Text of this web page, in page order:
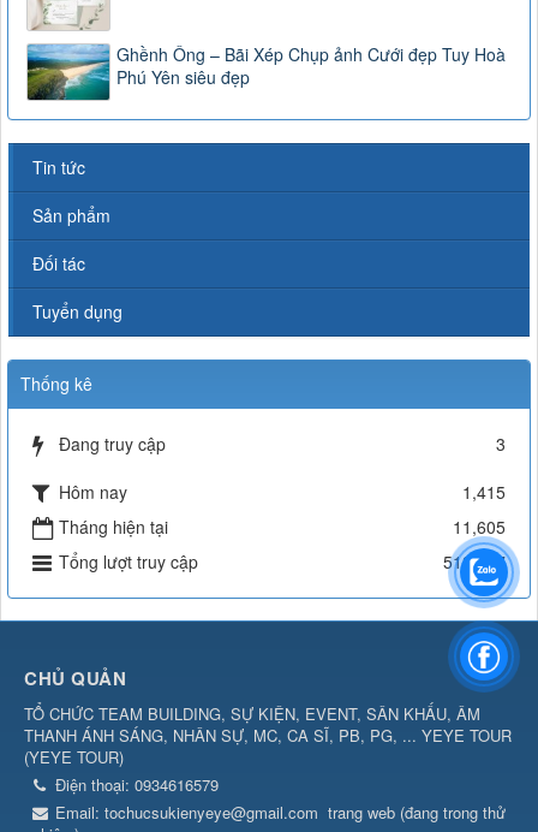
Ghềnh Ông – Bãi Xép Chụp ảnh Cưới đẹp Tuy Hoà
Phú Yên siêu đẹp
Tin tức
Sản phẩm
Đối tác
Tuyển dụng
Thống kê
Đang truy cập
3
Hôm nay
1,415
Tháng hiện tại
11,605
Tổng lượt truy cập
512,567
CHỦ QUẢN
TỔ CHỨC TEAM BUILDING, SỰ KIỆN, EVENT, SÂN KHẤU, ÂM
THANH ÁNH SÁNG, NHÂN SỰ, MC, CA SĨ, PB, PG, ... YEYE TOUR
(YEYE TOUR)
Điện thoại: 0934616579
Email: tochucsukienyeye@gmail.com trang web (đang trong thử